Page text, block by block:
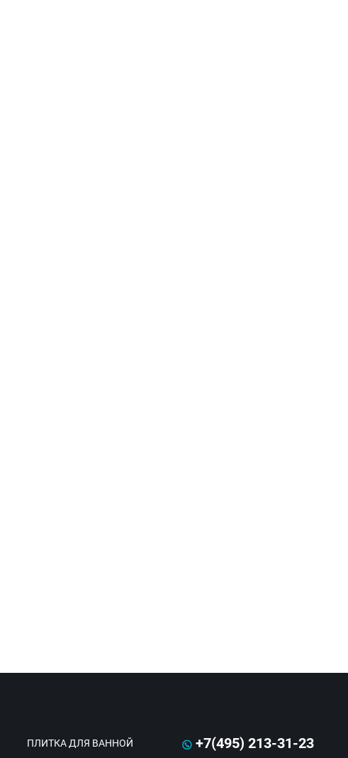
ПЛИТКА ДЛЯ ВАННОЙ +7(495) 213-31-23